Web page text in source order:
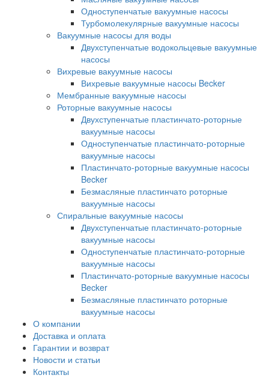
Одноступенчатые вакуумные насосы
Турбомолекулярные вакуумные насосы
Вакуумные насосы для воды
Двухступенчатые водокольцевые вакуумные
насосы
Вихревые вакуумные насосы
Вихревые вакуумные насосы Becker
Мембранные вакуумные насосы
Роторные вакуумные насосы
Двухступенчатые пластинчато-роторные
вакуумные насосы
Одноступенчатые пластинчато-роторные
вакуумные насосы
Пластинчато-роторные вакуумные насосы
Becker
Безмасляные пластинчато роторные
вакуумные насосы
Спиральные вакуумные насосы
Двухступенчатые пластинчато-роторные
вакуумные насосы
Одноступенчатые пластинчато-роторные
вакуумные насосы
Пластинчато-роторные вакуумные насосы
Becker
Безмасляные пластинчато роторные
вакуумные насосы
О компании
Доставка и оплата
Гарантии и возврат
Новости и статьи
Контакты